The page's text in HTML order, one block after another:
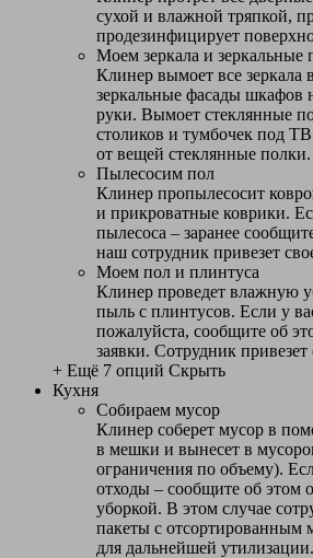
сухой и влажной тряпкой,
продезинфицирует
Моем зеркала и зеркальные
Клинер вымоет все зеркала
зеркальные фасады шкафов
руки. Вымоет стеклянные
столиков и тумбочек под
от вещей стеклянные полки.
Пылесосим пол
Клинер пропылесосит
и прикроватные коврики.
пылесоса – заранее
наш сотрудник привезет
Моем пол и плинтуса
Клинер проведет влажную
пыль с плинтусов. Если у
пожалуйста, сообщите об
заявки. Сотрудник
+ Ещё 7 опций Скрыть
Кухня
Собираем мусор
Клинер соберет мусор в
в мешки и вынесет в
ограничения по объему).
отходы – сообщите об этом
уборкой. В этом случае
пакеты с отсортированным
для дальнейшей утилизации.